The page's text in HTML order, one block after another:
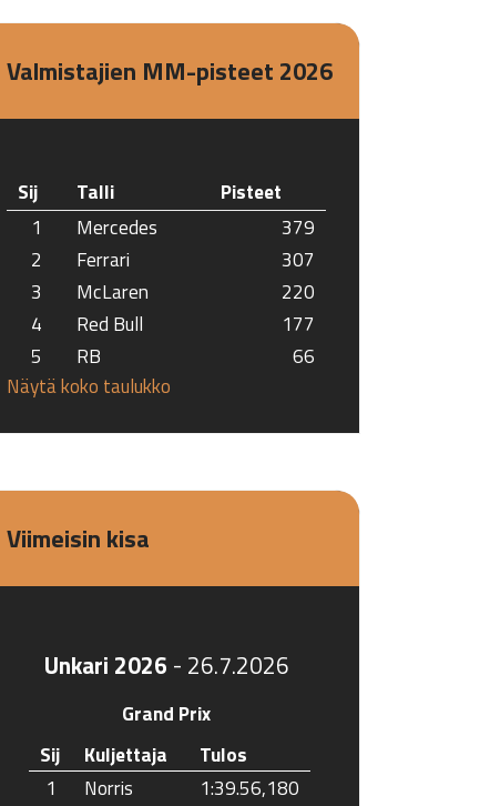
Valmistajien MM-pisteet 2026
Sij Talli
Pisteet
1
Mercedes
379
2
Ferrari
307
3
McLaren
220
4
Red Bull
177
5
RB
66
Näytä koko taulukko
Viimeisin kisa
Unkari 2026 - 26.7.2026
Grand Prix
Sij
Kuljettaja
Tulos
1
Norris
1:39.56,180